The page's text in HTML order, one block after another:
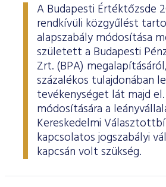
A Budapesti Értéktőzsde
rendkívüli közgyűlést
alapszabály módosítása
született a Budapesti
Zrt. (BPA)
százalékos tulajdonában
tevékenységet lát majd
módosítására a
Kereskedelmi
kapcsolatos jogszabályi
kapcsán volt szükség.